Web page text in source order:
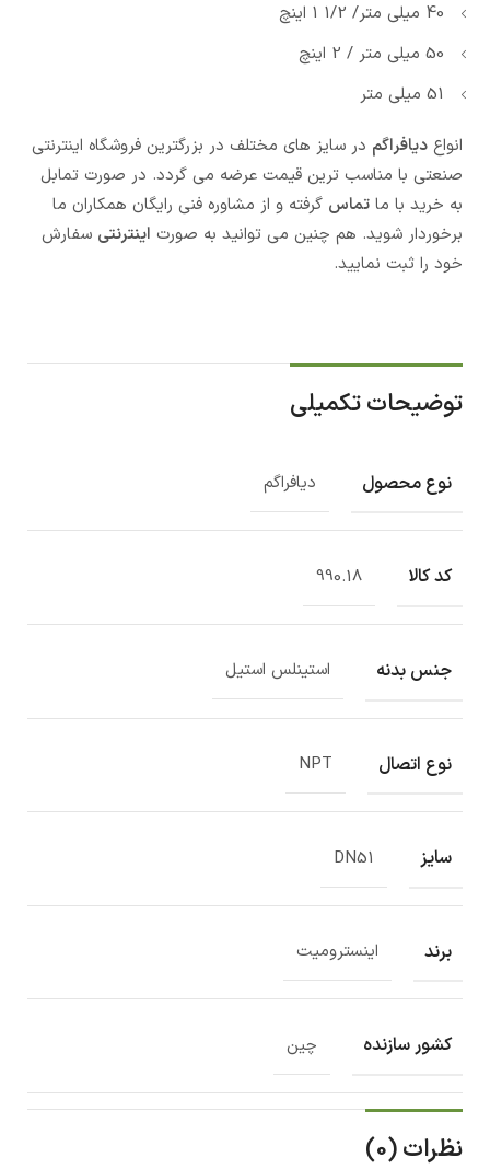
40 میلی متر/ 1/2 1 اینچ
50 میلی متر / 2 اینچ
51 میلی متر
انواع دیافراگم در سایز های مختلف در بزرگترین فروشگاه اینترنتی
صنعتی با مناسب ترین قیمت عرضه می گردد. در صورت تمابل
به خرید با ما تماس گرفته و از مشاوره فنی رایگان همکاران ما
برخوردار شوید. هم چنین می توانید به صورت اینترنتی سفارش
خود را ثبت نمایید.
توضیحات تکمیلی
نوع محصول دیافراگم
کد کالا 990.18
جنس بدنه استینلس استیل
نوع اتصال NPT
سایز DN51
برند اینسترومیت
کشور سازنده چین
نظرات (0)